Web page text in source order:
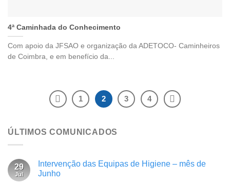
4ª Caminhada do Conhecimento
Com apoio da JFSAO e organização da ADETOCO- Caminheiros
de Coimbra, e em benefício da...
1 2 3 4
ÚLTIMOS COMUNICADOS
29
Jul
Intervenção das Equipas de Higiene – mês de
Junho